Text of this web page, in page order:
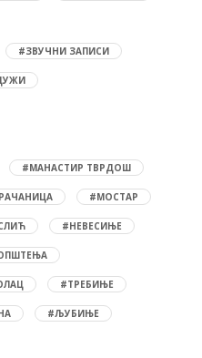
#ЗВУЧНИ ЗАПИСИ
#МАНАСТИР ТВРДОШ
#МОСТАР
#НЕВЕСИЊЕ
#ТРЕБИЊЕ
#ЉУБИЊЕ